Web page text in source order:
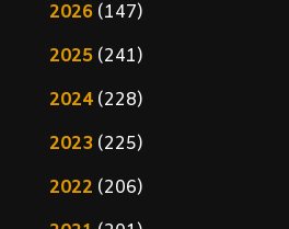
2026(147)
2025(241)
2024(228)
2023(225)
2022 (206)